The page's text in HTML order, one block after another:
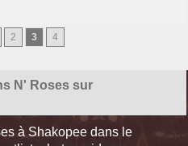
2 3 4
N' Roses sur
à Shakopee dans le